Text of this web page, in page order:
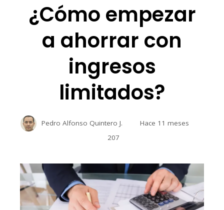
¿Cómo empezar
a ahorrar con
ingresos
limitados?
Pedro Alfonso Quintero J.
Hace 11 meses
207